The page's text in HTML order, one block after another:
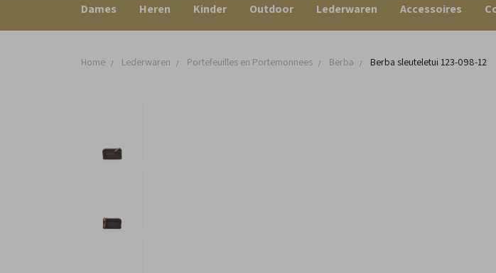
Dames Heren Kinder Outdoor Lederwaren Accessoires
Home Lederwaren Portefeuilles en Portemonnees Berba Berba sleuteletui 123-098-12